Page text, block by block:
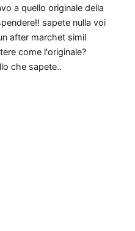
a quello originale della
sapete nulla voi
after marchet simil
come l'originale?
che sapete..